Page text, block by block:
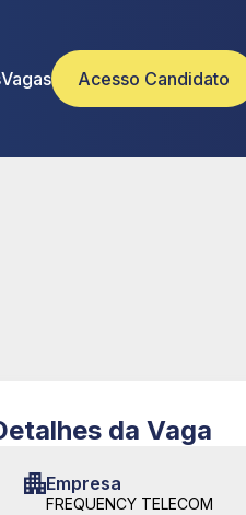
Vagas Acesso Candidato
da Vaga
Empresa
FREQUENCY TELECOM